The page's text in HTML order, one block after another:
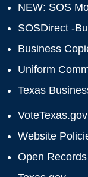
NEW: SOS
SOSDirect -
Business
Uniform
Texas
Website
Open Records